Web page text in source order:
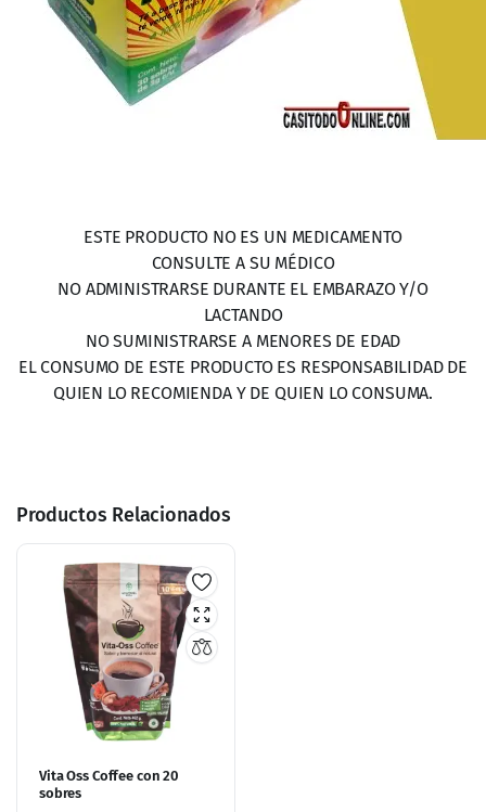
ESTE PRODUCTO NO ES UN MEDICAMENTO
CONSULTE A SU MÉDICO
NO ADMINISTRARSE DURANTE EL EMBARAZO Y/O
LACTANDO
NO SUMINISTRARSE A MENORES DE EDAD
EL CONSUMO DE ESTE PRODUCTO ES RESPONSABILIDAD DE
QUIEN LO RECOMIENDA Y DE QUIEN LO CONSUMA.
Productos Relacionados
Vita Oss Coffee con 20
sobres